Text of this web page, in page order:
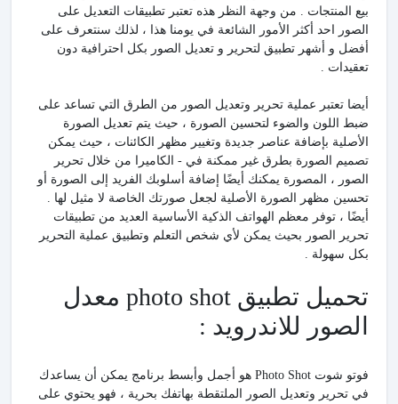
بيع المنتجات . من وجهة النظر هذه تعتبر تطبيقات التعديل على
الصور احد أكثر الأمور الشائعة في يومنا هذا ، لذلك سنتعرف على
أفضل و أشهر تطبيق لتحرير و تعديل الصور بكل احترافية دون
تعقيدات .
أيضا تعتبر عملية تحرير وتعديل الصور من الطرق التي تساعد على
ضبط اللون والضوء لتحسين الصورة ، حيث يتم تعديل الصورة
الأصلية بإضافة عناصر جديدة وتغيير مظهر الكائنات ، حيث يمكن
تصميم الصورة بطرق غير ممكنة في - الكاميرا من خلال تحرير
الصور ، المصورة يمكنك أيضًا إضافة أسلوبك الفريد إلى الصورة أو
تحسين مظهر الصورة الأصلية لجعل صورتك الخاصة لا مثيل لها .
أيضًا ، توفر معظم الهواتف الذكية الأساسية العديد من تطبيقات
تحرير الصور بحيث يمكن لأي شخص التعلم وتطبيق عملية التحرير
بكل سهولة .
تحميل تطبيق photo shot معدل
الصور للاندرويد :
فوتو شوت Photo Shot هو أجمل وأبسط برنامج يمكن أن يساعدك
في تحرير وتعديل الصور الملتقطة بهاتفك بحرية ، فهو يحتوي على